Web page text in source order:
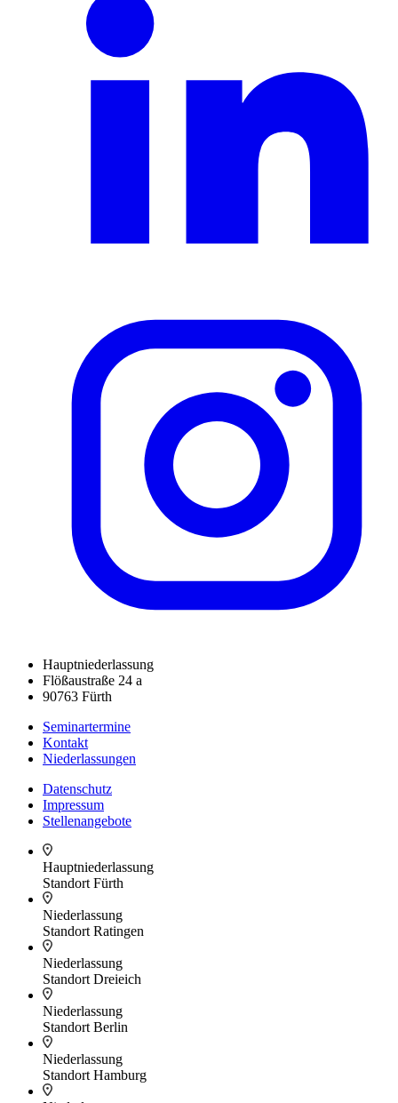
Hauptniederlassung
Flößaustraße 24 a
90763 Fürth
Seminartermine
Kontakt
Niederlassungen
Datenschutz
Impressum
Stellenangebote
Hauptniederlassung
Standort Fürth
Niederlassung
Standort Ratingen
Niederlassung
Standort Dreieich
Niederlassung
Standort Berlin
Niederlassung
Standort Hamburg